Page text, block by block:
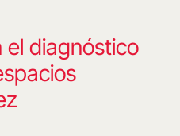
el diagnóstico